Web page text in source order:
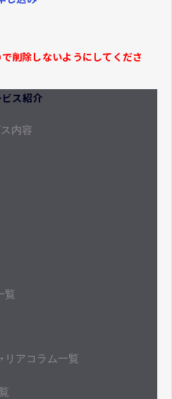
削除しないようにしてくださ
ス紹介
内容
覧
リアコラム一覧